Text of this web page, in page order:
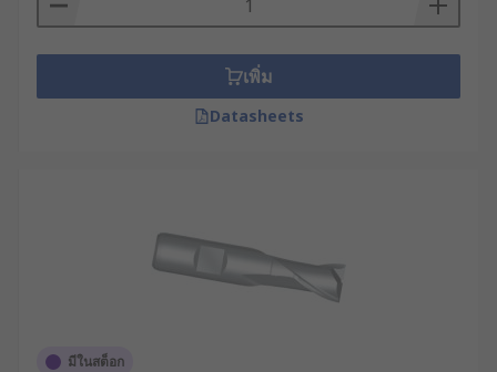
เพิ่ม
Datasheets
มีในสต็อก